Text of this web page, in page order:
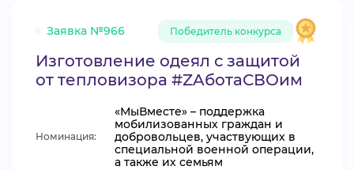
Заявка №966 Победитель конкурса
Изготовление одеял с защитой
от тепловизора #ZAботаСВОим
Номинация:
«МыВместе» – поддержка
мобилизованных граждан и
добровольцев, участвующих в
специальной военной операции,
а также их семьям